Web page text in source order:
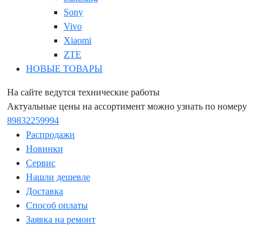
Sony
Vivo
Xiaomi
ZTE
НОВЫЕ ТОВАРЫ
На сайте ведутся технические работы
Актуальные цены на ассортимент можно узнать по номеру
89832259994
Распродажи
Новинки
Сервис
Нашли дешевле
Доставка
Способ оплаты
Заявка на ремонт